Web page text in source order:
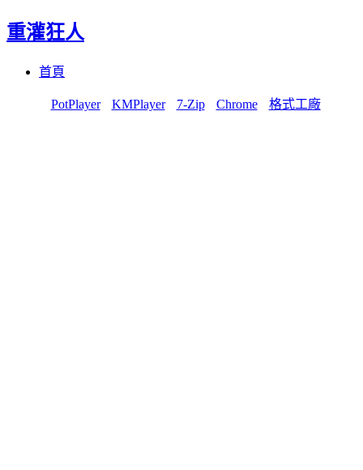
重灌狂人
首頁
PotPlayer KMPlayer 7-Zip Chrome 格式工廠